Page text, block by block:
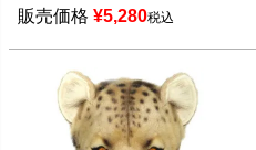
販売価格 ¥5,280税込